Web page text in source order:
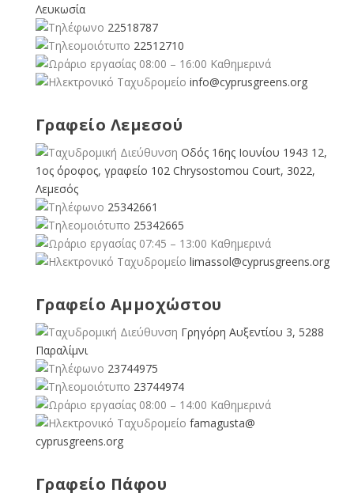
Λευκωσία
22518787
22512710
08:00 – 16:00 Καθημερινά
info@cyprusgreens.org
Γραφείο Λεμεσού
Οδός 16ης Ιουνίου 1943 12,
1ος όροφος, γραφείο 102 Chrysostomou Court, 3022,
Λεμεσός
25342661
25342665
07:45 – 13:00 Καθημερινά
limassol@cyprusgreens.org
Γραφείο Αμμοχώστου
Γρηγόρη Αυξεντίου 3, 5288
Παραλίμνι
23744975
23744974
08:00 – 14:00 Καθημερινά
famagusta@
cyprusgreens.org
Γραφείο Πάφου